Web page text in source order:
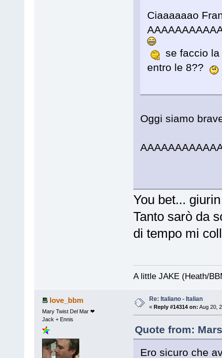
Ciaaaaaao
se faccio
entro le 8??
Oggi siamo
You bet...
Tanto sarò da
di tempo mi
A little JAKE (Heath/
love_bbm
Mary Twist Del Mar ❤
Jack + Ennis
Re: Italiano - Italian
« Reply #14314 on: Aug 20,
Quote from:
Ero sicuro che